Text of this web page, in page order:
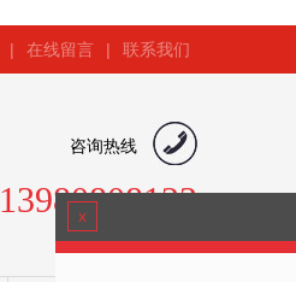
| 在线留言 | 联系我们
咨询热线
13980808123
x